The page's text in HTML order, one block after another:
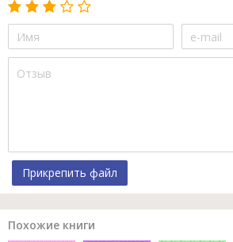
Прикрепить файл
Похожие книги